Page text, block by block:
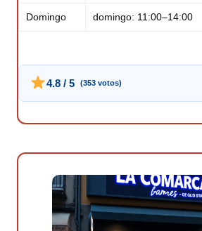
Domingo domingo: 11:00–14:00
4.8 / 5 (353 votos)